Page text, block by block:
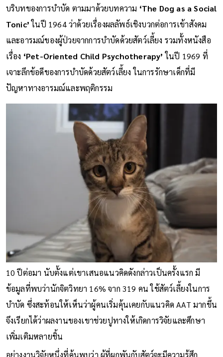
บริบทของการบำบัด ตามมาด้วยบทความ ‘The Dog as a Social
Tonic’ในปี 1964 ว่าด้วยเรื่องผลลัพธ์เชิงบวกต่อการเข้าสังคม
และอารมณ์ของผู้ป่วยจากการบำบัดด้วยสัตว์เลี้ยง รวมทั้งหนังสือ
เรื่อง ‘Pet-Oriented Child Psychotherapy’ ในปี 1969 ที่
เจาะลึกข้อดีของการบำบัดด้วยสัตว์เลี้ยง ในการรักษาเด็กที่มี
ปัญหาทางอารมณ์และพฤติกรรม
10 ปีต่อมา นับตั้งแต่เขาเสนอแนวคิดดังกล่าวเป็นครั้งแรก มี
ข้อมูลที่พบว่านักจิตวิทยา 16% จาก 319 คน ใช้สัตว์เลี้ยงในการ
บำบัด ซึ่งสะท้อนให้เห็นว่าผู้คนเริ่มคุ้นเคยกับแนวคิด AAT มากขึ้น
จึงเรียกได้ว่าผลงานของเขาช่วยปูทางให้เกิดการวิจัยและศึกษา
เพิ่มเติมหลายชิ้น
อย่างงานวิจัยหนึ่งที่ค้นพบว่า ผู้ที่ผูกพันกับสัตว์จะมีความรู้สึก